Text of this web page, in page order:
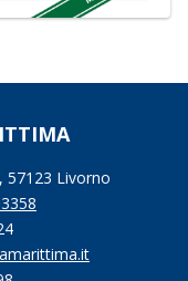
57123 Livorno